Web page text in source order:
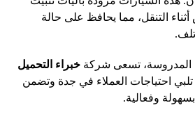
التنقل، مما يحافظ على حالة
المدروسة، تسعى شركةخبراء التحميل
احتياجات العملاء في جدة وتضمن
وفعالية.